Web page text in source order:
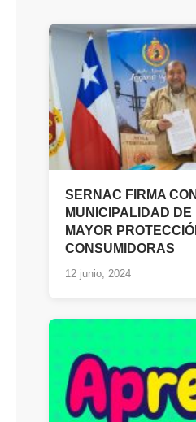
SERNAC FIRMA
MUNICIPALIDAD
MAYOR
CONSUMIDORAS
12 junio, 2024